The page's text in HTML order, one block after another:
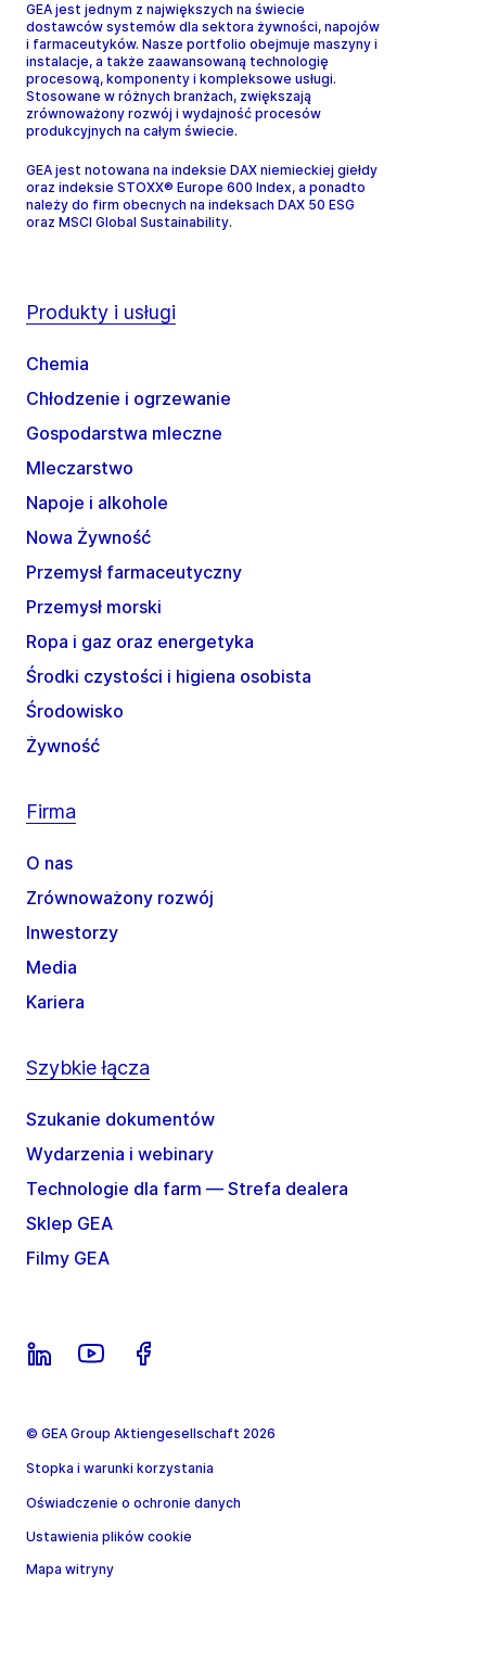
GEA jest jednym z największych na świecie
dostawców systemów dla sektora żywności, napojów
i farmaceutyków. Nasze portfolio obejmuje maszyny i
instalacje, a także zaawansowaną technologię
procesową, komponenty i kompleksowe usługi.
Stosowane w różnych branżach, zwiększają
zrównoważony rozwój i wydajność procesów
produkcyjnych na całym świecie.
GEA jest notowana na indeksie DAX niemieckiej giełdy
oraz indeksie STOXX® Europe 600 Index, a ponadto
należy do firm obecnych na indeksach DAX 50 ESG
oraz MSCI Global Sustainability.
Produkty i usługi
Chemia
Chłodzenie i ogrzewanie
Gospodarstwa mleczne
Mleczarstwo
Napoje i alkohole
Nowa Żywność
Przemysł farmaceutyczny
Przemysł morski
Ropa i gaz oraz energetyka
Środki czystości i higiena osobista
Środowisko
Żywność
Firma
O nas
Zrównoważony rozwój
Inwestorzy
Media
Kariera
Szybkie łącza
Szukanie dokumentów
Wydarzenia i webinary
Technologie dla farm — Strefa dealera
Sklep GEA
Filmy GEA
© GEA Group Aktiengesellschaft 2026
Stopka i warunki korzystania
Oświadczenie o ochronie danych
Ustawienia plików cookie
Mapa witryny